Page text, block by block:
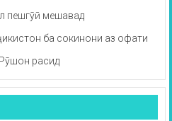
пешгӯӣ мешавад
ба сокинони аз офати
расид